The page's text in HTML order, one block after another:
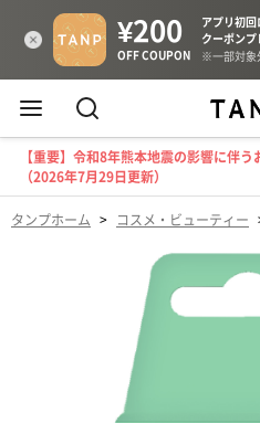
【重要】令和8年熊本地震の影響に伴
（2026年7月29日更新）
タンプホーム > コスメ・ビューティー